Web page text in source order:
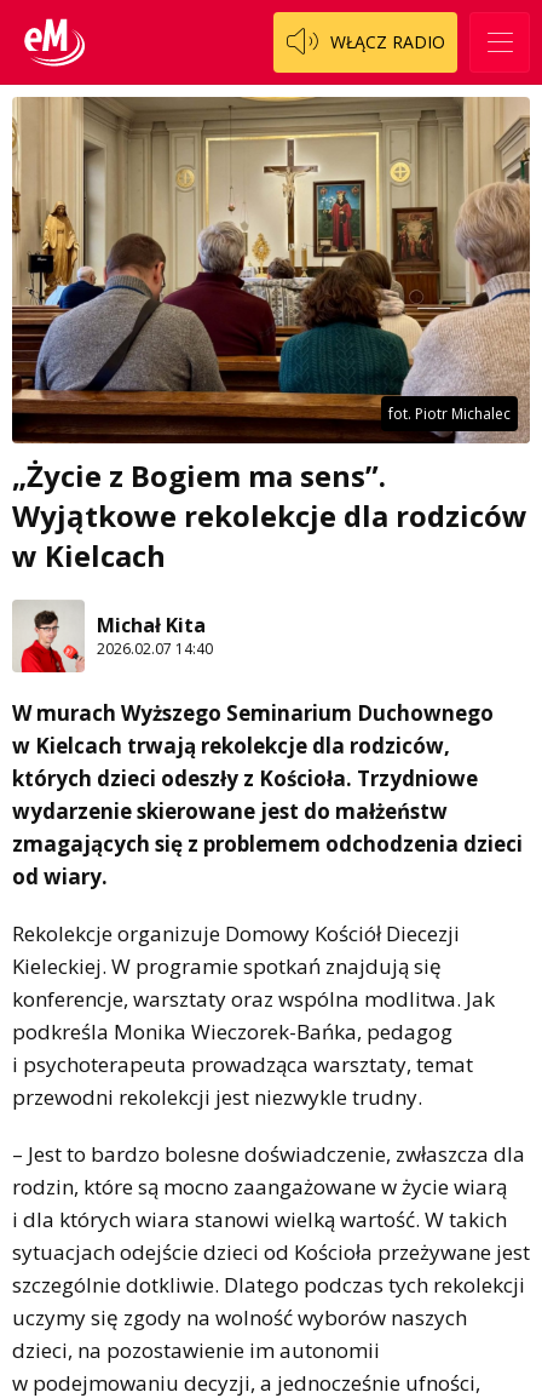
WŁĄCZ RADIO
fot. Piotr Michalec
„Życie z Bogiem ma sens”.
Wyjątkowe rekolekcje dla rodziców
w Kielcach
Michał Kita
2026.02.07 14:40
W murach Wyższego Seminarium Duchownego
w Kielcach trwają rekolekcje dla rodziców,
których dzieci odeszły z Kościoła. Trzydniowe
wydarzenie skierowane jest do małżeństw
zmagających się z problemem odchodzenia dzieci
od wiary.
Rekolekcje organizuje Domowy Kościół Diecezji
Kieleckiej. W programie spotkań znajdują się
konferencje, warsztaty oraz wspólna modlitwa. Jak
podkreśla Monika Wieczorek-Bańka, pedagog
i psychoterapeuta prowadząca warsztaty, temat
przewodni rekolekcji jest niezwykle trudny.
– Jest to bardzo bolesne doświadczenie, zwłaszcza dla
rodzin, które są mocno zaangażowane w życie wiarą
i dla których wiara stanowi wielką wartość. W takich
sytuacjach odejście dzieci od Kościoła przeżywane jest
szczególnie dotkliwie. Dlatego podczas tych rekolekcji
uczymy się zgody na wolność wyborów naszych
dzieci, na pozostawienie im autonomii
w podejmowaniu decyzji, a jednocześnie ufności,